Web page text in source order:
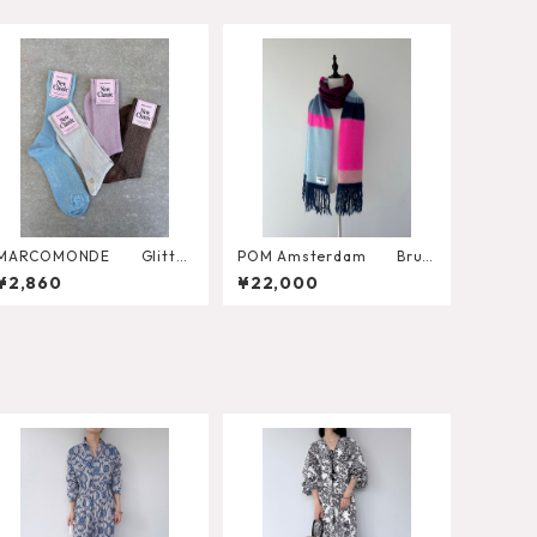
Glitter
Socks
POM Amsterdam Brus
hed Stripes Blue Shawl
¥22,000